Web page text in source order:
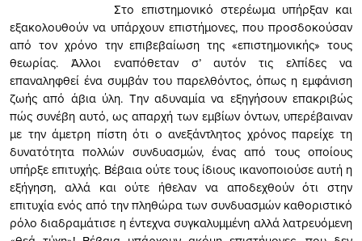
Στο επιστημονικό στερέωμα υπήρξαν και
εξακολουθούν να υπάρχουν επιστήμονες, που προσδοκούσαν
από τον χρόνο την επιβεβαίωση της «επιστημονικής» τους
θεωρίας. Άλλοι εναπόθεταν σ’ αυτόν τις ελπίδες να
επαναληφθεί ένα συμβάν του παρελθόντος, όπως η εμφάνιση
ζωής από άβια ύλη. Την αδυναμία να εξηγήσουν επακριβώς
πώς συνέβη αυτό, ως απαρχή των εμβίων όντων, υπερέβαιναν
με την άμετρη πίστη ότι ο ανεξάντλητος χρόνος παρείχε τη
δυνατότητα πολλών συνδυασμών, ένας από τους οποίους
υπήρξε επιτυχής. Βέβαια ούτε τους ίδιους ικανοποιούσε αυτή η
εξήγηση, αλλά και ούτε ήθελαν να αποδεχθούν ότι στην
επιτυχία ενός από την πληθώρα των συνδυασμών καθοριστικό
ρόλο διαδραμάτισε η έντεχνα συγκαλυμμένη αλλά λατρευόμενη